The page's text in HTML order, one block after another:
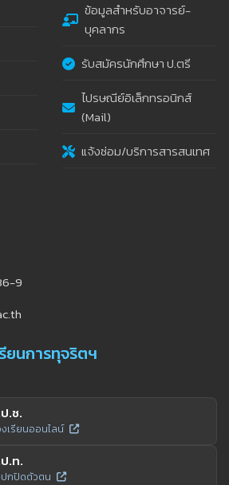
ข้อมูลสำหรับอาจารย์-
บุคลากร
รับสมัครนักศึกษา ป.ตรี
ไปรษณีย์อิเล็กทรอนิกส์
(Mail)
แจ้งซ่อม/บริการสารสนเทศ
9
ยนการทุจริตฯ
.ช.
เรียนออนไลน์
.ท.
ปกปิดตัวตน